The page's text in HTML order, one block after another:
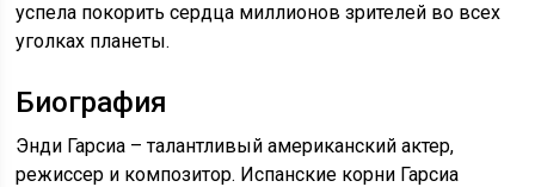
успела покорить сердца миллионов зрителей во всех
уголках планеты.
Биография
Энди Гарсиа – талантливый американский актер,
режиссер и композитор. Испанские корни Гарсиа